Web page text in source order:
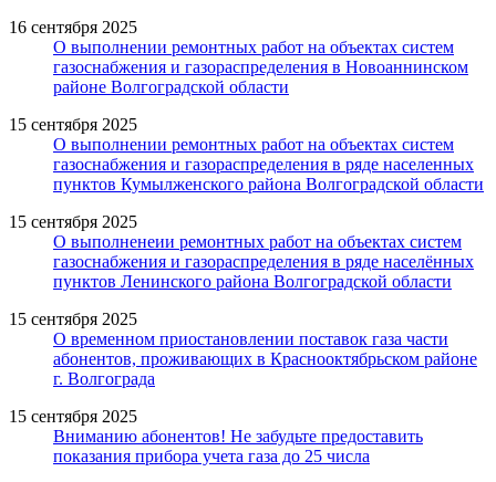
16 сентября 2025
О выполнении ремонтных работ на объектах систем
газоснабжения и газораспределения в Новоаннинском
районе Волгоградской области
15 сентября 2025
О выполнении ремонтных работ на объектах систем
газоснабжения и газораспределения в ряде населенных
пунктов Кумылженского района Волгоградской области
15 сентября 2025
О выполненеии ремонтных работ на объектах систем
газоснабжения и газораспределения в ряде населённых
пунктов Ленинского района Волгоградской области
15 сентября 2025
О временном приостановлении поставок газа части
абонентов, проживающих в Краснооктябрьском районе
г. Волгограда
15 сентября 2025
Вниманию абонентов! Не забудьте предоставить
показания прибора учета газа до 25 числа